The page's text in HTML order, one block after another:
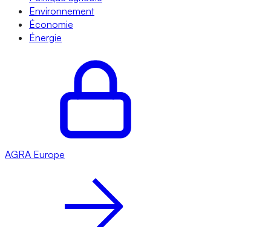
Environnement
Économie
Énergie
AGRA Europe